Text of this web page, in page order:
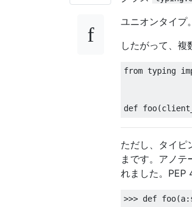
ユニオンタイプ。
したがって、複
from typing
def foo(
ただし、タイピ
まです。アノテ
れました。PEP
>>> def foo(a: